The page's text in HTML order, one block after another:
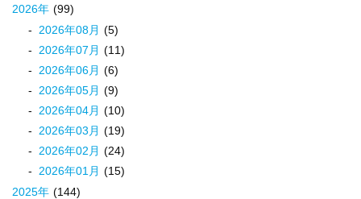
2026年 (99)
2026年08月 (5)
2026年07月 (11)
2026年06月 (6)
2026年05月 (9)
2026年04月 (10)
2026年03月 (19)
2026年02月 (24)
2026年01月 (15)
2025年 (144)